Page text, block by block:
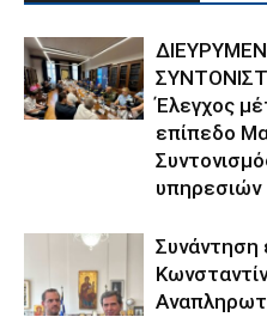
Έλεγχος
επίπεδο
υπηρεσιών
Συνάντηση